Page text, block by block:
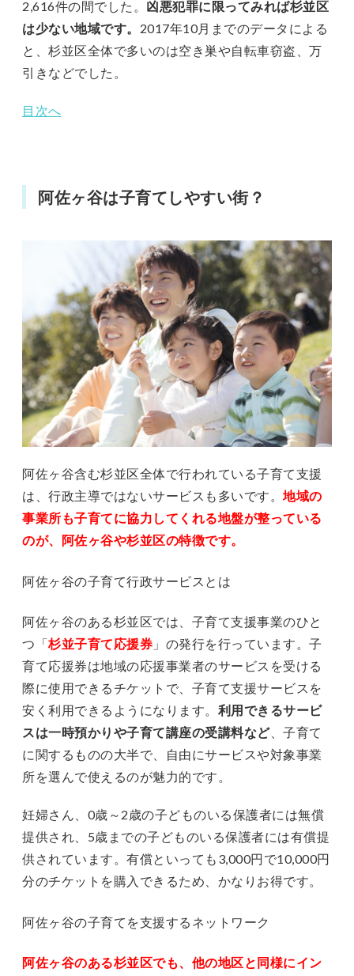
2,616件の間でした。 凶悪犯罪に限ってみれば杉並区
は少ない地域です。 2017年10月までのデータによる
と、杉並区全体で多いのは空き巣や自転車窃盗、万
引きなどでした。
目次へ
阿佐ヶ谷は子育てしやすい街？
阿佐ヶ谷含む杉並区全体で行われている子育て支援
は、行政主導ではないサービスも多いです。 地域の
事業所も子育てに協力してくれる地盤が整っている
のが、阿佐ヶ谷や杉並区の特徴です。
阿佐ヶ谷の子育て行政サービスとは
阿佐ヶ谷のある杉並区では、子育て支援事業のひと
つ「杉並子育て応援券 」の発行を行っています。子
育て応援券は地域の応援事業者のサービスを受ける
際に使用できるチケットで、子育て支援サービスを
安く利用できるようになります。 利用できるサービ
スは一時預かりや子育て講座の受講料など、子育て
に関するものの大半で、自由にサービスや対象事業
所を選んで使えるのが魅力的です。
妊婦さん、0歳～2歳の子どものいる保護者には無償
提供され、5歳までの子どものいる保護者には有償提
供されています。有償といっても3,000円で10,000円
分のチケットを購入できるため、かなりお得です。
阿佐ヶ谷の子育てを支援するネットワーク
阿佐ヶ谷のある杉並区でも、他の地区と同様にイン